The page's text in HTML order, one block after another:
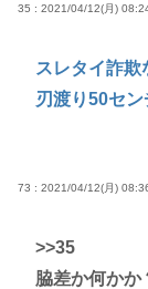
35 : 2021/04/12(月)
スレタイ詐欺
刃渡り50セ
73 : 2021/04/12(月)
>>35
脇差か何かか